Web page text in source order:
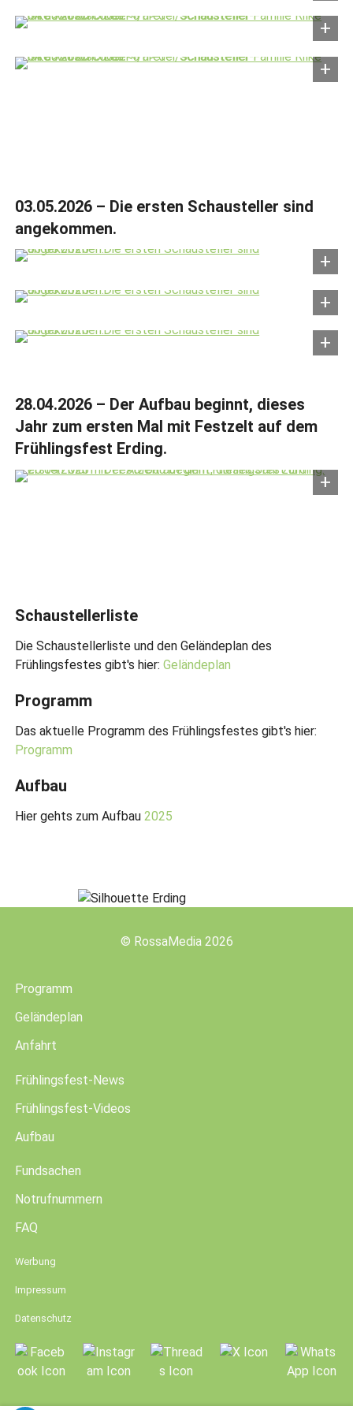
03.05.2026 – Die ersten Schausteller sind
angekommen.
28.04.2026 – Der Aufbau beginnt, dieses
Jahr zum ersten Mal mit Festzelt auf dem
Frühlingsfest Erding.
Schaustellerliste
Die Schaustellerliste und den Geländeplan des
Frühlingsfestes gibt's hier:Geländeplan
Programm
Das aktuelle Programm des Frühlingsfestes gibt's hier:
Programm
Aufbau
Hier gehts zum Aufbau 2025
© RossaMedia2026
Programm
Geländeplan
Anfahrt
Frühlingsfest-News
Frühlingsfest-Videos
Aufbau
Fundsachen
Notrufnummern
FAQ
Werbung
Impressum
Datenschutz